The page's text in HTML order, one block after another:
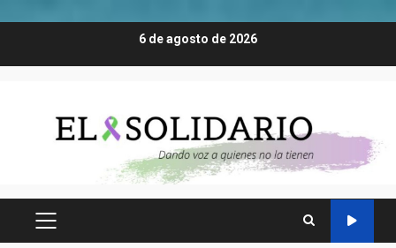
6 de agosto de 2026
MENÚ